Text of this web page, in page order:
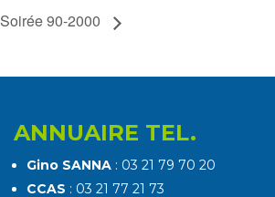
Soirée 90-2000
ANNUAIRE TEL.
Gino SANNA : 03 21 79 70 20
CCAS : 03 21 77 21 73